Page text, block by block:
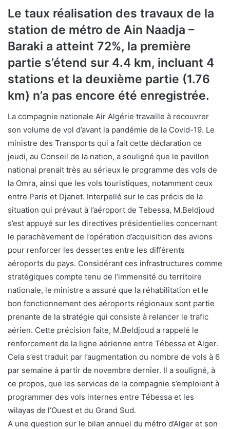
Le taux réalisation des travaux de la
station de métro de Ain Naadja –
Baraki a atteint 72%, la première
partie s’étend sur 4.4 km, incluant 4
stations et la deuxième partie (1.76
km) n’a pas encore été enregistrée.
La compagnie nationale Air Algérie travaille à recouvrer
son volume de vol d’avant la pandémie de la Covid-19. Le
ministre des Transports qui a fait cette déclaration ce
jeudi, au Conseil de la nation, a souligné que le pavillon
national prenait très au sérieux le programme des vols de
la Omra, ainsi que les vols touristiques, notamment ceux
entre Paris et Djanet. Interpellé sur le cas précis de la
situation qui prévaut à l’aéroport de Tebessa, M.Beldjoud
s’est appuyé sur les directives présidentielles concernant
le parachèvement de l’opération d’acquisition des avions
pour renforcer les dessertes entre les différents
aéroports du pays. Considérant ces infrastructures comme
stratégiques compte tenu de l’immensité du territoire
nationale, le ministre a assuré que la réhabilitation et le
bon fonctionnement des aéroports régionaux sont partie
prenante de la stratégie qui consiste à relancer le trafic
aérien. Cette précision faite, M.Beldjoud a rappelé le
renforcement de la ligne aérienne entre Tébessa et Alger.
Cela s’est traduit par l’augmentation du nombre de vols à 6
par semaine à partir de novembre dernier. Il a souligné, à
ce propos, que les services de la compagnie s’emploient à
programmer des vols internes entre Tébessa et les
wilayas de l’Ouest et du Grand Sud.
A une question sur le bilan annuel du métro d’Alger et son